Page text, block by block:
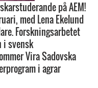
på AEM!
med Lena Ekelund
Forskningsarbetet
i svensk
Vira Sadovska
i agrar